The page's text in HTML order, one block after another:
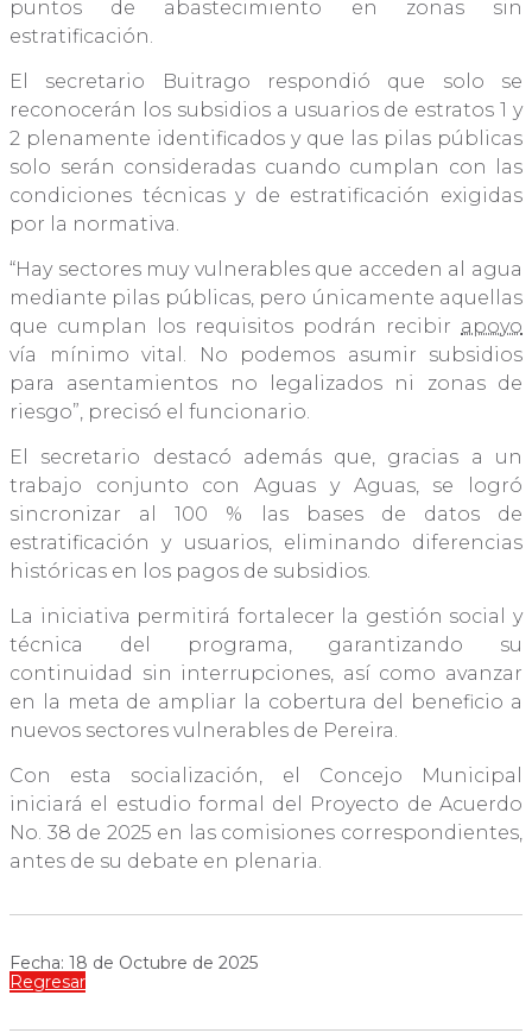
puntos de abastecimiento en zonas sin
estratificación.
El secretario Buitrago respondió que solo se
reconocerán los subsidios a usuarios de estratos 1 y
2 plenamente identificados y que las pilas públicas
solo serán consideradas cuando cumplan con las
condiciones técnicas y de estratificación exigidas
por la normativa.
“Hay sectores muy vulnerables que acceden al agua
mediante pilas públicas, pero únicamente aquellas
que cumplan los requisitos podrán recibir apoyo
vía mínimo vital. No podemos asumir subsidios
para asentamientos no legalizados ni zonas de
riesgo”, precisó el funcionario.
El secretario destacó además que, gracias a un
trabajo conjunto con Aguas y Aguas, se logró
sincronizar al 100 % las bases de datos de
estratificación y usuarios, eliminando diferencias
históricas en los pagos de subsidios.
La iniciativa permitirá fortalecer la gestión social y
técnica del programa, garantizando su
continuidad sin interrupciones, así como avanzar
en la meta de ampliar la cobertura del beneficio a
nuevos sectores vulnerables de Pereira.
Con esta socialización, el Concejo Municipal
iniciará el estudio formal del Proyecto de Acuerdo
No. 38 de 2025 en las comisiones correspondientes,
antes de su debate en plenaria.
Fecha: 18 de Octubre de 2025
Regresar